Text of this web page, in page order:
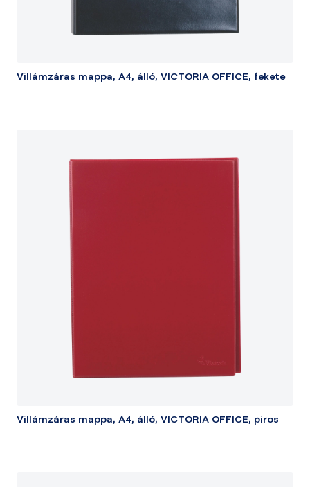
Villámzáras mappa, A4, álló, VICTORIA OFFICE, fekete
Villámzáras mappa, A4, álló, VICTORIA OFFICE, piros